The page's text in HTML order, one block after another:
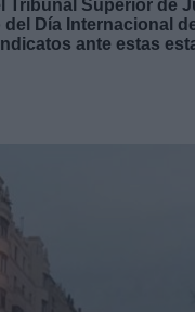
Superior de
Día Internacional
ante estas